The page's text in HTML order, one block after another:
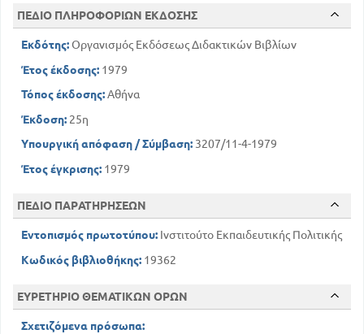
ΠΕΔΙΟ ΠΛΗΡΟΦΟΡΙΩΝ ΕΚΔΟΣΗΣ
Εκδότης:Οργανισμός Εκδόσεως Διδακτικών Βιβλίων
Έτος έκδοσης: 1979
Τόπος έκδοσης:Αθήνα
Έκδοση: 25η
Υπουργική απόφαση / Σύμβαση: 3207/11-4-1979
Έτος έγκρισης: 1979
ΠΕΔΙΟ ΠΑΡΑΤΗΡΗΣΕΩΝ
Εντοπισμός πρωτοτύπου: Ινστιτούτο Εκπαιδευτικής Πολιτικής
Κωδικός βιβλιοθήκης: 19362
ΕΥΡΕΤΗΡΙΟ ΘΕΜΑΤΙΚΩΝ ΟΡΩΝ
Σχετιζόμενα πρόσωπα: